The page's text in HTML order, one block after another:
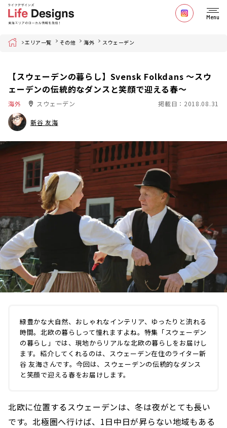
Menu
Home エリア一覧 その他 海外 スウェーデン
【スウェーデンの暮らし】Svensk Folkdans ～スウ
ェーデンの伝統的なダンスと笑顔で迎える春～
海外 スウェーデン 掲載日：2018.08.31
新谷 友海
緑豊かな大自然、おしゃれなインテリア、ゆったりと流れる
時間。北欧の暮らしって憧れますよね。特集「スウェーデン
の暮らし」では、現地からリアルな北欧の暮らしをお届けし
ます。紹介してくれるのは、スウェーデン在住のライター新
谷 友海さんです。今回は、スウェーデンの伝統的なダンス
と笑顔で迎える春をお届けします。
北欧に位置するスウェーデンは、冬は夜がとても長い
です。北極圏へ行けば、1日中日が昇らない地域もある